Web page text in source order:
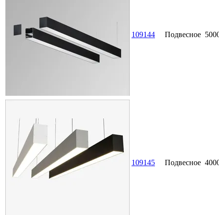
109144 Подвесное
109145 Подвесное